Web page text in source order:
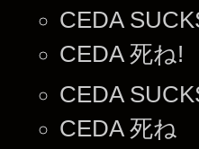
CEDA
CEDA 死ね!
CEDA
CEDA 死ね